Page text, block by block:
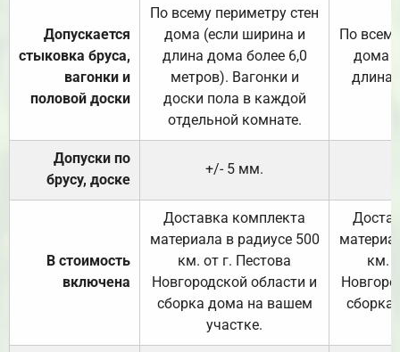
Допускается
стыковка бруса,
вагонки и
половой доски
По всему периметру стен
дома (если ширина и
длина дома более 6,0
метров). Вагонки и
доски пола в каждой
отдельной комнате.
По
дома
длина
Допуски по
брусу, доске
+/- 5 мм.
В стоимость
включена
Доставка комплекта
материала в радиусе 500
км. от г. Пестова
Новгородской области и
сборка дома на вашем
участке.
км.